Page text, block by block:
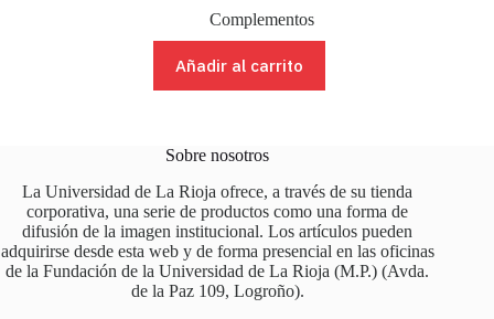
Complementos
Añadir al carrito
Sobre nosotros
La Universidad de La Rioja ofrece, a través de su tienda
corporativa, una serie de productos como una forma de
difusión de la imagen institucional. Los artículos pueden
adquirirse desde esta web y de forma presencial en las oficinas
de la Fundación de la Universidad de La Rioja (M.P.) (Avda.
de la Paz 109, Logroño).